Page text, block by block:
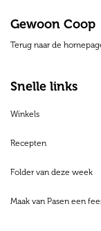
Gewoon Coop
Terug naar de
Snelle links
Winkels
Recepten
Folder van deze week
Maak van Pasen een